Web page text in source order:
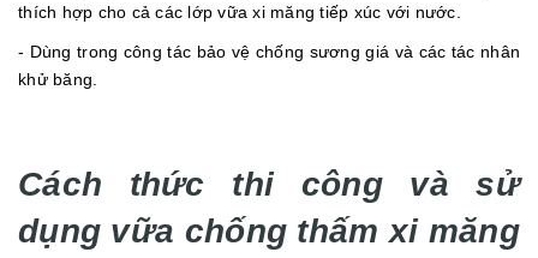
thích hợp cho cả các lớp vữa xi măng tiếp xúc với nước.
- Dùng trong công tác bảo vệ chống sương giá và các tác nhân
khử băng.
Cách thức thi công và sử
dụng vữa chống thấm xi măng